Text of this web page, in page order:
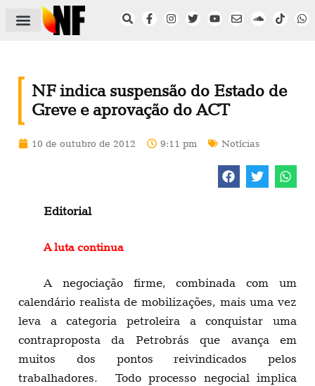
NF indica suspensão do Estado de
Greve e aprovação do ACT
10 de outubro de 2012 9:11 pm Notícias
Editorial
A luta continua
A negociação firme, combinada com um
calendário realista de mobilizações, mais uma vez
leva a categoria petroleira a conquistar uma
contraproposta da Petrobrás que avança em
muitos dos pontos reivindicados pelos
trabalhadores. Todo processo negocial implica